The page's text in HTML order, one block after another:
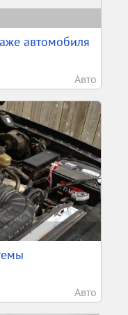
автомобиля
Авто
Авто